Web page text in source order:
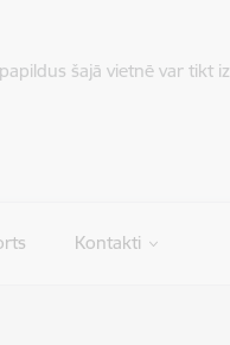
šajā vietnē var tikt
Kontakti